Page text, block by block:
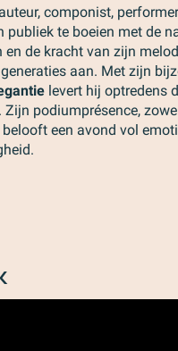
componist,
publiek te boeien met de
en de kracht van zijn
aan. Met zijn
levert hij optredens
podiumprésence,
een avond vol